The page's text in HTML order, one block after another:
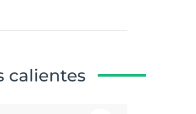
calientes